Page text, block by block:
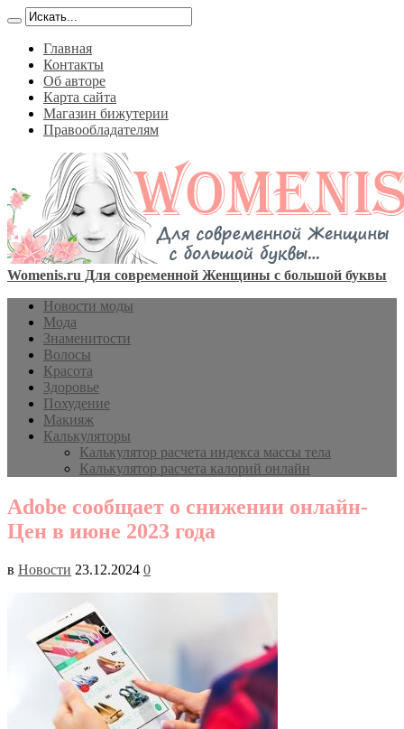
Главная
Контакты
Об авторе
Карта сайта
Магазин бижутерии
Правообладателям
Womenis.ru Для современной Женщины с большой буквы
Новости моды
Мода
Знаменитости
Волосы
Красота
Здоровье
Похудение
Макияж
Калькуляторы
Калькулятор расчета индекса массы тела
Калькулятор расчета калорий онлайн
Adobe сообщает о снижении онлайн-
Цен в июне 2023 года
в Новости 23.12.2024 0